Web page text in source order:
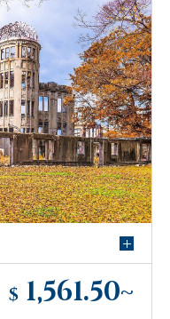
パンフレット
お問い合わせ
セレブリティクルーズの世
$ 1,561.50~